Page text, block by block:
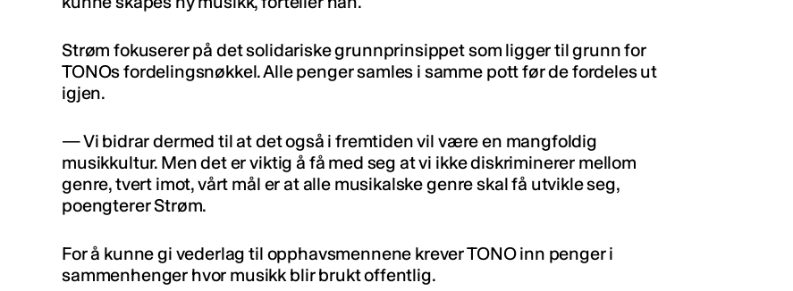
Strøm fokuserer på det solidariske grunnprinsippet som ligger til grunn for
TONOs fordelingsnøkkel. Alle penger samles i samme pott før de fordeles ut
igjen.
— Vi bidrar dermed til at det også i fremtiden vil være en mangfoldig
musikkultur. Men det er viktig å få med seg at vi ikke diskriminerer mellom
genre, tvert imot, vårt mål er at alle musikalske genre skal få utvikle seg,
poengterer Strøm.
For å kunne gi vederlag til opphavsmennene krever TONO inn penger i
sammenhenger hvor musikk blir brukt offentlig.